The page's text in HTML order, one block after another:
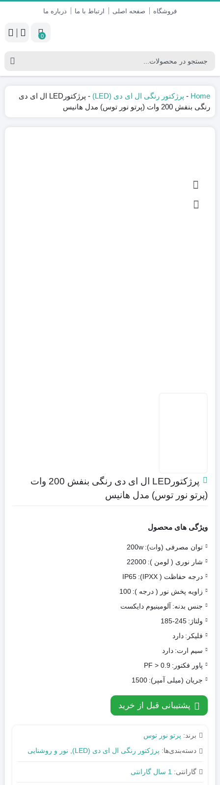
فروشگاه صفحه اصلی ارتباط با ما درباره ما
0
|
Home
- پرژکتور رنگی ال ای دی (LED) -
پرژکتورLED ال ای دی
رنگی بنفش 200 وات (پرتو نور توس) مدل هانیس
پرژکتورLED ال ای دی رنگی بنفش 200 وات
(پرتو نور توس) مدل هانیس
ویژگی های محصول
توان مصرفی (وات): 200w
شار نوری ( لومن ): 22000
درجه حفاظت ( IPXX):
IP65
زاویه پخش نور ( درجه ): 100
جنس بدنه: آلومینیوم دایکست
ولتاژ: 185-245
فلیکر: دارد
سیم ارت: دارد
پاور فکتور: PF > 0.9
جریان (میلی آمپر): 1500
پشتیبانی قبل از خرید
برند: پرتو نور توس
دسته‌بندی‌ها: پرژکتور رنگی ال ای دی (LED) , نور و روشنایی
گارانتی: 1 سال گارانتی